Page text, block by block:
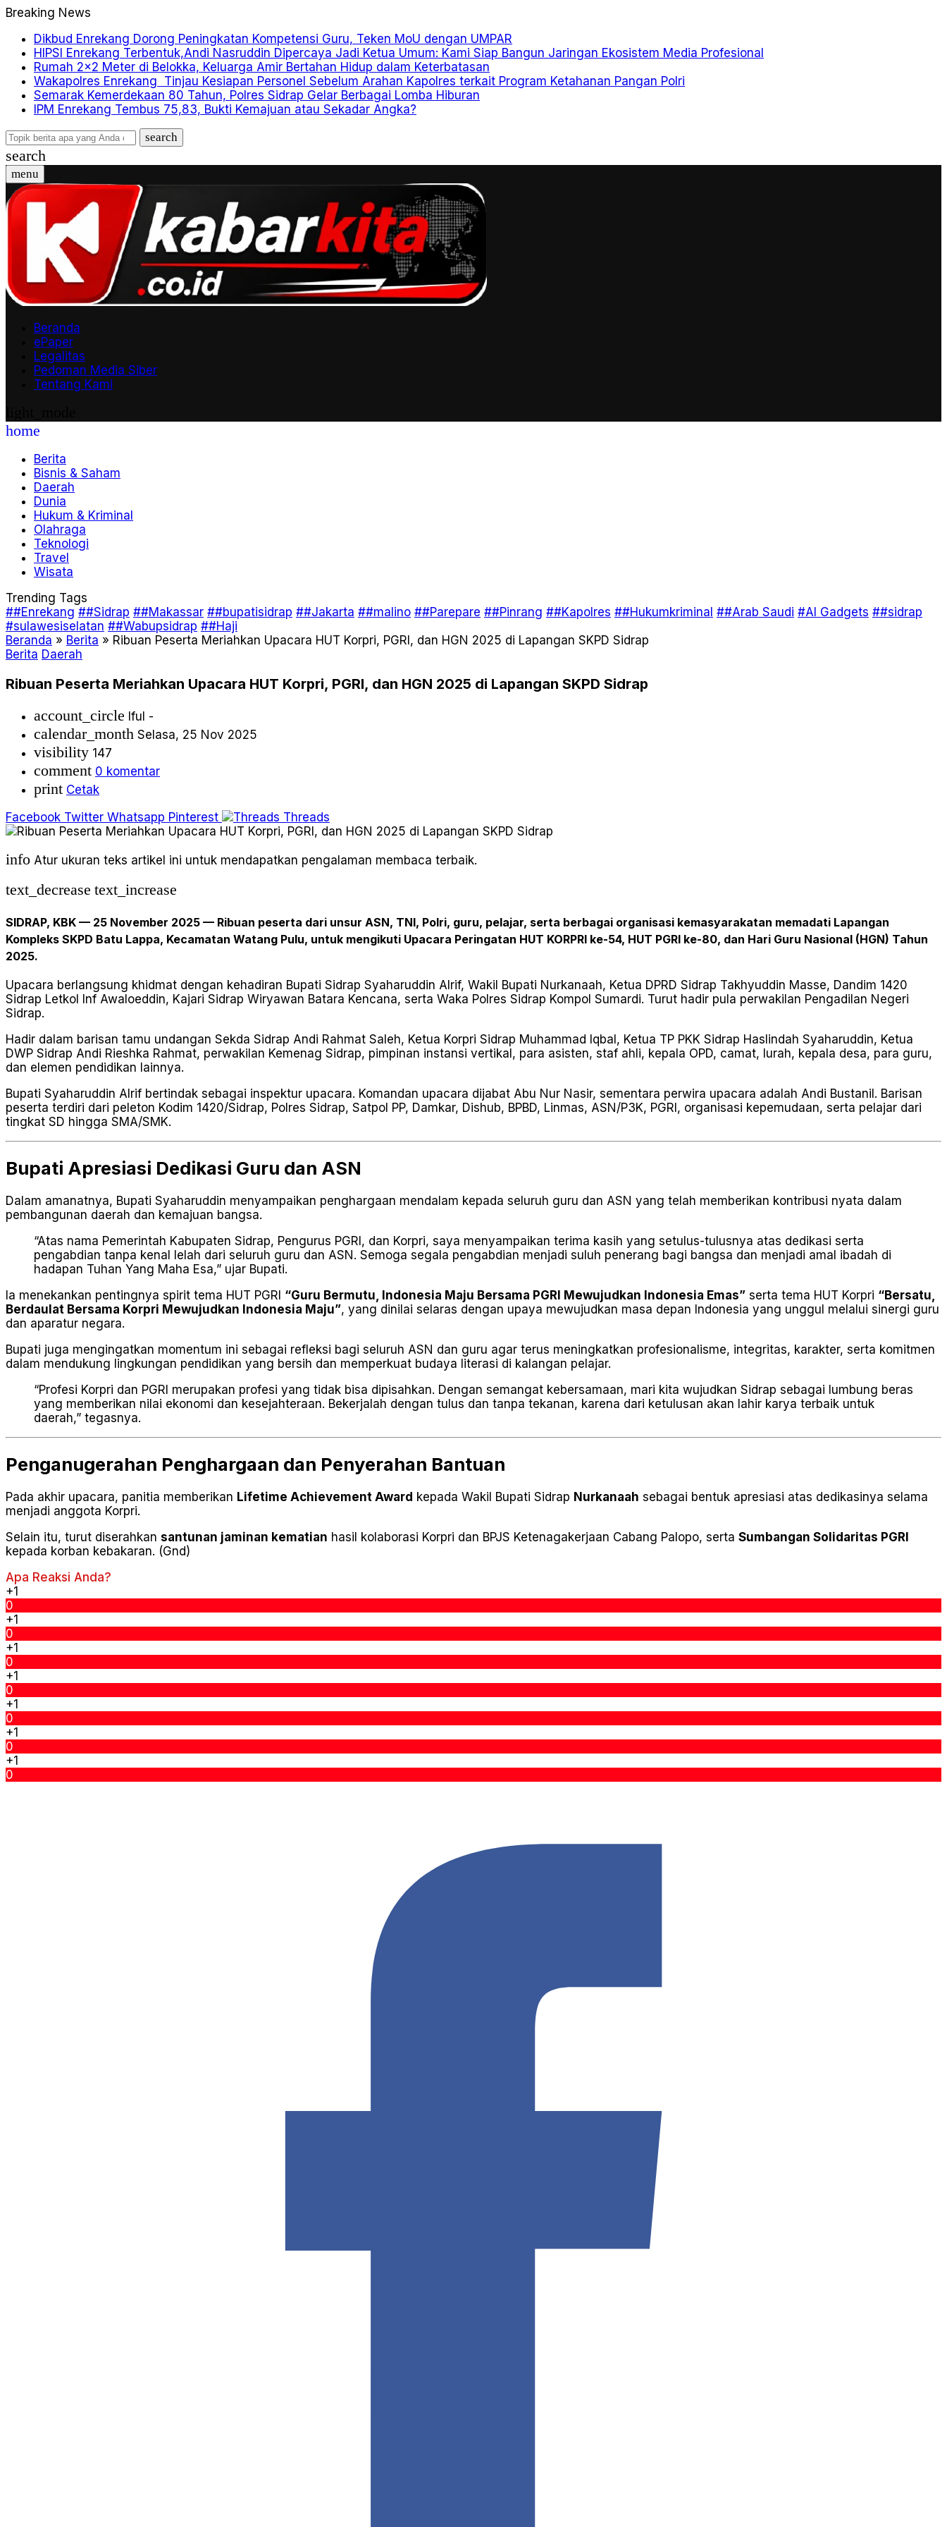
Breaking News
Dikbud Enrekang Dorong Peningkatan Kompetensi Guru, Teken MoU dengan UMPAR
HIPSI Enrekang Terbentuk,Andi Nasruddin Dipercaya Jadi Ketua Umum: Kami Siap Bangun Jaringan Ekosistem Media Profesional
Rumah 2×2 Meter di Belokka, Keluarga Amir Bertahan Hidup dalam Keterbatasan
Wakapolres Enrekang Tinjau Kesiapan Personel Sebelum Arahan Kapolres terkait Program Ketahanan Pangan Polri
Semarak Kemerdekaan 80 Tahun, Polres Sidrap Gelar Berbagai Lomba Hiburan
IPM Enrekang Tembus 75,83, Bukti Kemajuan atau Sekadar Angka?
search
search
menu
Beranda
ePaper
Legalitas
Pedoman Media Siber
Tentang Kami
home
Berita
Bisnis & Saham
Daerah
Dunia
Hukum & Kriminal
Olahraga
Teknologi
Travel
Wisata
Trending Tags
##Enrekang ##Sidrap ##Makassar ##bupatisidrap ##Jakarta ##malino ##Parepare ##Pinrang ##Kapolres ##Hukumkriminal ##Arab Saudi #AI Gadgets ##sidrap
#sulawesiselatan ##Wabupsidrap ##Haji
Beranda » Berita » Ribuan Peserta Meriahkan Upacara HUT Korpri, PGRI, dan HGN 2025 di Lapangan SKPD Sidrap
Berita Daerah
Ribuan Peserta Meriahkan Upacara HUT Korpri, PGRI, dan HGN 2025 di Lapangan SKPD Sidrap
account_circle Iful -
calendar_month Selasa, 25 Nov 2025
visibility 147
comment 0 komentar
print Cetak
Facebook Twitter Whatsapp Pinterest Threads
info Atur ukuran teks artikel ini untuk mendapatkan pengalaman membaca terbaik.
text_decrease text_increase
SIDRAP, KBK — 25 November 2025 — Ribuan peserta dari unsur ASN, TNI, Polri, guru, pelajar, serta berbagai organisasi kemasyarakatan memadati Lapangan
Kompleks SKPD Batu Lappa, Kecamatan Watang Pulu, untuk mengikuti Upacara Peringatan HUT KORPRI ke-54, HUT PGRI ke-80, dan Hari Guru Nasional (HGN) Tahun
2025.
Upacara berlangsung khidmat dengan kehadiran Bupati Sidrap Syaharuddin Alrif, Wakil Bupati Nurkanaah, Ketua DPRD Sidrap Takhyuddin Masse, Dandim 1420
Sidrap Letkol Inf Awaloeddin, Kajari Sidrap Wiryawan Batara Kencana, serta Waka Polres Sidrap Kompol Sumardi. Turut hadir pula perwakilan Pengadilan Negeri
Sidrap.
Hadir dalam barisan tamu undangan Sekda Sidrap Andi Rahmat Saleh, Ketua Korpri Sidrap Muhammad Iqbal, Ketua TP PKK Sidrap Haslindah Syaharuddin, Ketua
DWP Sidrap Andi Rieshka Rahmat, perwakilan Kemenag Sidrap, pimpinan instansi vertikal, para asisten, staf ahli, kepala OPD, camat, lurah, kepala desa, para guru,
dan elemen pendidikan lainnya.
Bupati Syaharuddin Alrif bertindak sebagai inspektur upacara. Komandan upacara dijabat Abu Nur Nasir, sementara perwira upacara adalah Andi Bustanil. Barisan
peserta terdiri dari peleton Kodim 1420/Sidrap, Polres Sidrap, Satpol PP, Damkar, Dishub, BPBD, Linmas, ASN/P3K, PGRI, organisasi kepemudaan, serta pelajar dari
tingkat SD hingga SMA/SMK.
Bupati Apresiasi Dedikasi Guru dan ASN
Dalam amanatnya, Bupati Syaharuddin menyampaikan penghargaan mendalam kepada seluruh guru dan ASN yang telah memberikan kontribusi nyata dalam
pembangunan daerah dan kemajuan bangsa.
“Atas nama Pemerintah Kabupaten Sidrap, Pengurus PGRI, dan Korpri, saya menyampaikan terima kasih yang setulus-tulusnya atas dedikasi serta
pengabdian tanpa kenal lelah dari seluruh guru dan ASN. Semoga segala pengabdian menjadi suluh penerang bagi bangsa dan menjadi amal ibadah di
hadapan Tuhan Yang Maha Esa,” ujar Bupati.
Ia menekankan pentingnya spirit tema HUT PGRI “Guru Bermutu, Indonesia Maju Bersama PGRI Mewujudkan Indonesia Emas” serta tema HUT Korpri “Bersatu,
Berdaulat Bersama Korpri Mewujudkan Indonesia Maju”, yang dinilai selaras dengan upaya mewujudkan masa depan Indonesia yang unggul melalui sinergi guru
dan aparatur negara.
Bupati juga mengingatkan momentum ini sebagai refleksi bagi seluruh ASN dan guru agar terus meningkatkan profesionalisme, integritas, karakter, serta komitmen
dalam mendukung lingkungan pendidikan yang bersih dan memperkuat budaya literasi di kalangan pelajar.
“Profesi Korpri dan PGRI merupakan profesi yang tidak bisa dipisahkan. Dengan semangat kebersamaan, mari kita wujudkan Sidrap sebagai lumbung beras
yang memberikan nilai ekonomi dan kesejahteraan. Bekerjalah dengan tulus dan tanpa tekanan, karena dari ketulusan akan lahir karya terbaik untuk
daerah,” tegasnya.
Penganugerahan Penghargaan dan Penyerahan Bantuan
Pada akhir upacara, panitia memberikan Lifetime Achievement Award kepada Wakil Bupati Sidrap Nurkanaah sebagai bentuk apresiasi atas dedikasinya selama
menjadi anggota Korpri.
Selain itu, turut diserahkan santunan jaminan kematian hasil kolaborasi Korpri dan BPJS Ketenagakerjaan Cabang Palopo, serta Sumbangan Solidaritas PGRI
kepada korban kebakaran. (Gnd)
Apa Reaksi Anda?
+1
0
+1
0
+1
0
+1
0
+1
0
+1
0
+1
0